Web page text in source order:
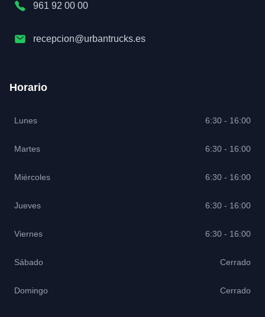
961 92 00 00
recepcion@urbantrucks.es
Horario
Lunes 6:30 - 16:00
Martes 6:30 - 16:00
Miércoles 6:30 - 16:00
Jueves 6:30 - 16:00
Viernes 6:30 - 16:00
Sábado Cerrado
Domingo Cerrado